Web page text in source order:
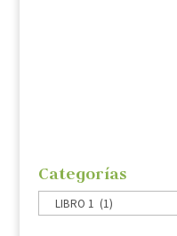
Categorías
Categorías